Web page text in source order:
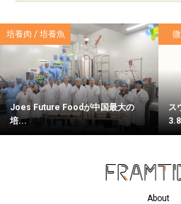
培養肉 / 培養魚
Joes Future Foodが中国最大の
培...
ス
About